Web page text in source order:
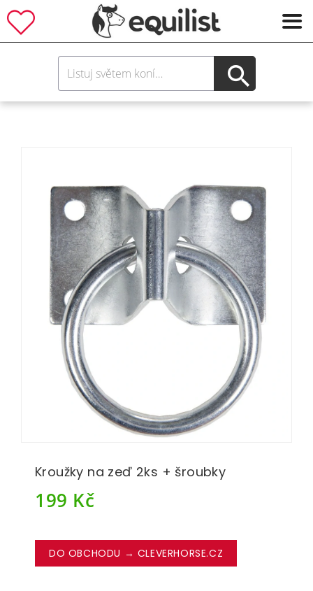
Kroužky na zeď 2ks + šroubky
199 Kč
DO OBCHODU → CLEVERHORSE.CZ